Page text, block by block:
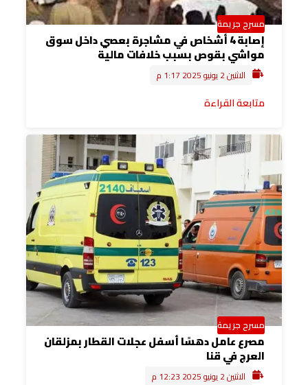
مسرح جريمة
إصابة 4 أشخاص في مشاجرة بعصي داخل سوق
مواشي بقوص بسبب خلافات مالية
الاثنين 2 يونيو 2025 1:17 م
متابعة القراءة
مسرح جريمة
مصرع عامل دهسًا أسفل عجلات القطار بمزلقان
العرج في قنا
الاثنين 2 يونيو 2025 12:23 م